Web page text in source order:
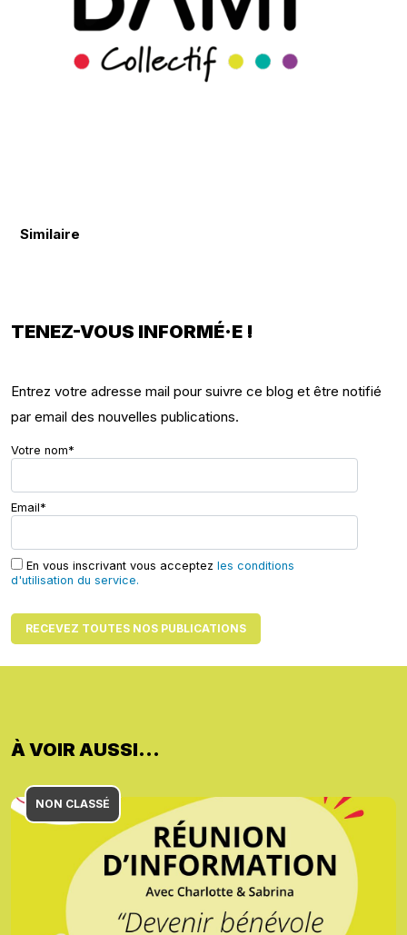
Similaire
TENEZ-VOUS INFORMÉ·E !
Entrez votre adresse mail pour suivre ce blog et être notifié
par email des nouvelles publications.
Votre nom*
Email*
En vous inscrivant vous acceptez les conditions
d'utilisation du service.
À VOIR AUSSI...
NON CLASSÉ